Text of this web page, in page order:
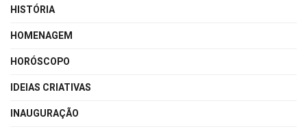
HISTÓRIA
HOMENAGEM
HORÓSCOPO
IDEIAS CRIATIVAS
INAUGURAÇÃO